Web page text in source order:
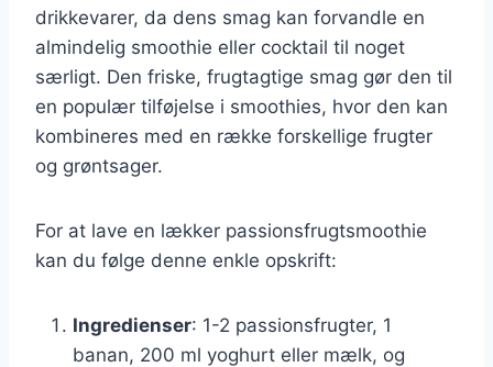
drikkevarer, da dens smag kan forvandle en
almindelig smoothie eller cocktail til noget
særligt. Den friske, frugtagtige smag gør den til
en populær tilføjelse i smoothies, hvor den kan
kombineres med en række forskellige frugter
og grøntsager.
For at lave en lækker passionsfrugtsmoothie
kan du følge denne enkle opskrift:
Ingredienser: 1-2 passionsfrugter, 1
banan, 200 ml yoghurt eller mælk, og